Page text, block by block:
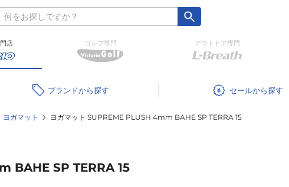
店 ゴルフ専門 アウトドア専門
ブランド セール
ヨガマット ヨガマット SUPREME PLUSH 4mm BAHE SP TERRA 15
BAHE SP TERRA 15